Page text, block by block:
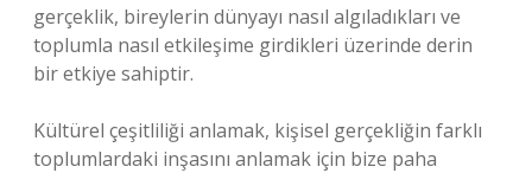
gerçeklik, bireylerin dünyayı nasıl algıladıkları ve
toplumla nasıl etkileşime girdikleri üzerinde derin
bir etkiye sahiptir.
Kültürel çeşitliliği anlamak, kişisel gerçekliğin farklı
toplumlardaki inşasını anlamak için bize paha